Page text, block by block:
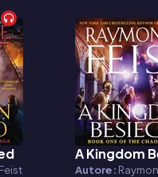
Audiolibro
A Kingdom
Autore: